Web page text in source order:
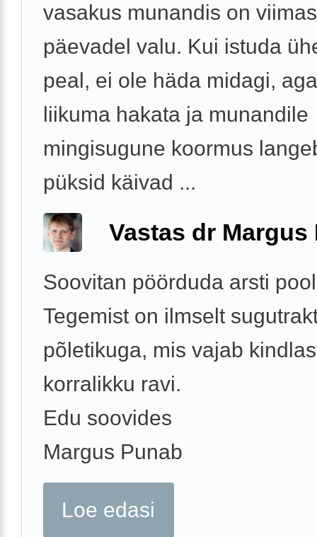
vasakus munandis on
päevadel valu. Kui istuda
peal, ei ole häda midagi,
liikuma hakata ja munandile
mingisugune koormus
püksid käivad ...
Vastas dr Margus
Soovitan pöörduda arsti
Tegemist on ilmselt
põletikuga, mis vajab
korralikku ravi.
Edu soovides
Margus Punab
Loe edasi